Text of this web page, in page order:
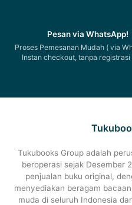
Pesan via WhatsApp!
Proses Pemesanan Mudah ( via
Instan checkout, tanpa registrasi
Tukubooks Group adalah
beroperasi sejak Desember
penjualan buku original,
menyediakan beragam
muda di seluruh Indonesia